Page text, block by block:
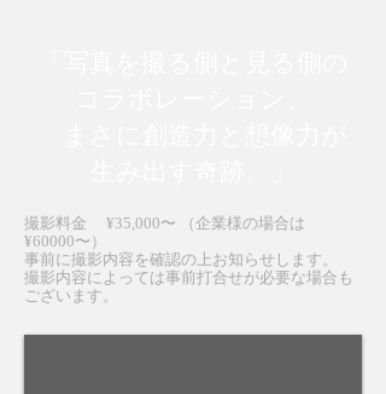
撮影料金 ¥35,000〜 （企業様の場合は
¥60000〜）
事前に撮影内容を確認の上お知らせします。
撮影内容によっては事前打合せが必要な場合も
ございます。